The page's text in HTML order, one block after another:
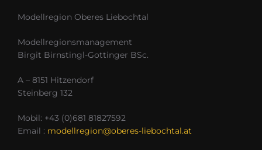
Modellregion Oberes Liebochtal
Modellregionsmanagement
Birgit Birnstingl-Gottinger BSc.
A – 8151 Hitzendorf
Steinberg 132
Mobil: +43 (0)681 81827592
Email : modellregion@oberes-liebochtal.at